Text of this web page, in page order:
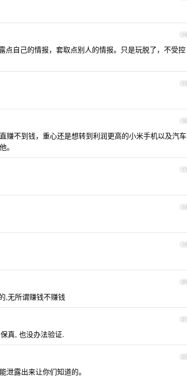
14
自己的情报，套取点别人的情报。只是玩脱了，不受控
15
16
赚不到钱，重心还是想转到利润更高的小米手机以及汽车
。
17
18
19
20
,无所谓赚钱不赚钱
21
真, 也没办法验证.
22
泄露出来让你们知道的。